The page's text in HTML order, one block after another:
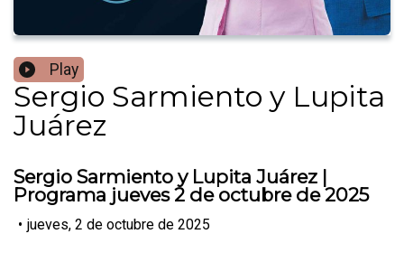
Play
Sergio Sarmiento y Lupita
Juárez
Sergio Sarmiento y Lupita Juárez |
Programa jueves 2 de octubre de 2025
• jueves, 2 de octubre de 2025